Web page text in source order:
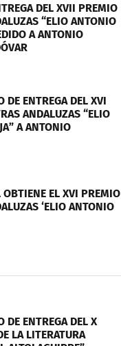
DEL XVII PREMIO
“ELIO ANTONIO
A ANTONIO
DE ENTREGA DEL XVI
ANDALUZAS “ELIO
A ANTONIO
OBTIENE EL XVI PREMIO
‘ELIO ANTONIO
DE ENTREGA DEL X
LA LITERATURA